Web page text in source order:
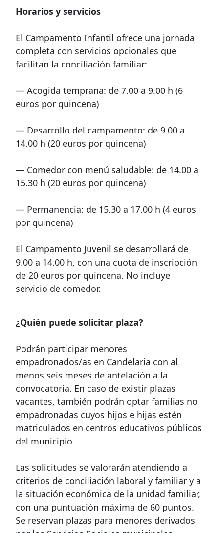
Horarios y servicios
El Campamento Infantil ofrece una jornada
completa con servicios opcionales que
facilitan la conciliación familiar:
— Acogida temprana: de 7.00 a 9.00 h (6
euros por quincena)
— Desarrollo del campamento: de 9.00 a
14.00 h (20 euros por quincena)
— Comedor con menú saludable: de 14.00 a
15.30 h (20 euros por quincena)
— Permanencia: de 15.30 a 17.00 h (4 euros
por quincena)
El Campamento Juvenil se desarrollará de
9.00 a 14.00 h, con una cuota de inscripción
de 20 euros por quincena. No incluye
servicio de comedor.
¿Quién puede solicitar plaza?
Podrán participar menores
empadronados/as en Candelaria con al
menos seis meses de antelación a la
convocatoria. En caso de existir plazas
vacantes, también podrán optar familias no
empadronadas cuyos hijos e hijas estén
matriculados en centros educativos públicos
del municipio.
Las solicitudes se valorarán atendiendo a
criterios de conciliación laboral y familiar y a
la situación económica de la unidad familiar,
con una puntuación máxima de 60 puntos.
Se reservan plazas para menores derivados